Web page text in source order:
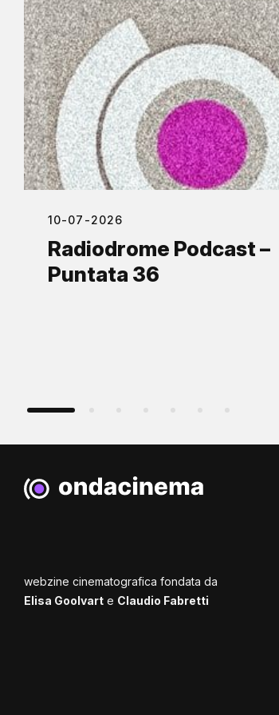
10-07-2026
Radiodrome Podcast –
Puntata 36
webzine cinematografica fondata da
Elisa Goolvart e Claudio Fabretti